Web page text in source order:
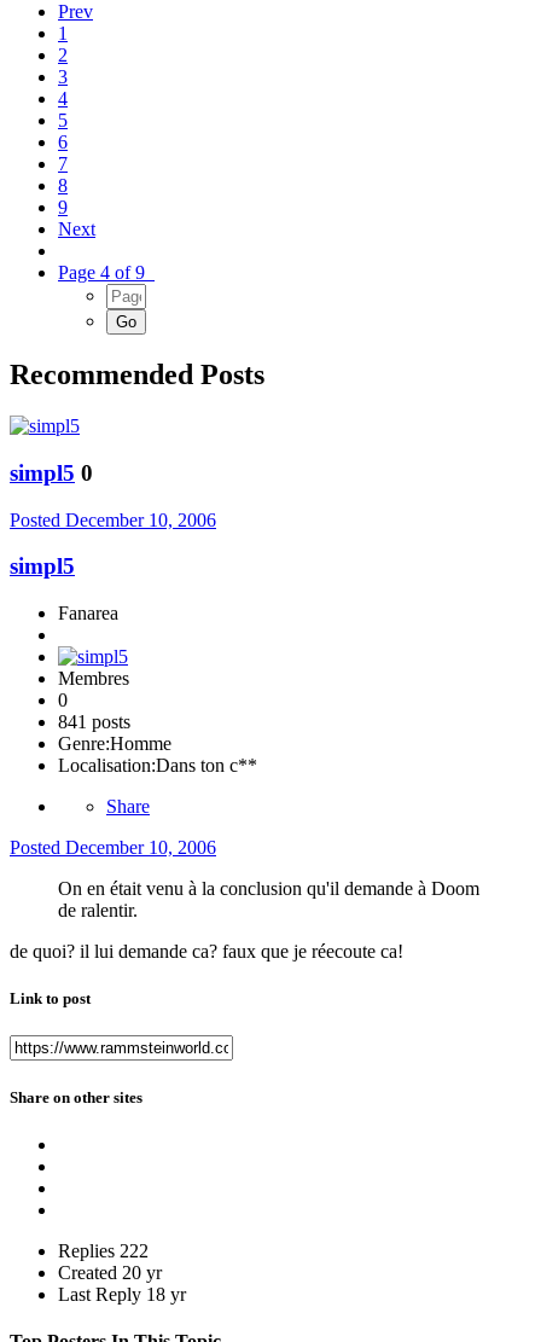
Prev
1
2
3
4
5
6
7
8
9
Next
Page 4 of 9
Recommended Posts
simpl5 0
Posted December 10, 2006
simpl5
Fanarea
Membres
0
841 posts
Genre:Homme
Localisation:Dans ton c**
Share
Posted December 10, 2006
On en était venu à la conclusion qu'il demande à Doom
de ralentir.
de quoi? il lui demande ca? faux que je réecoute ca!
Link to post
Share on other sites
Replies 222
Created 20 yr
Last Reply 18 yr